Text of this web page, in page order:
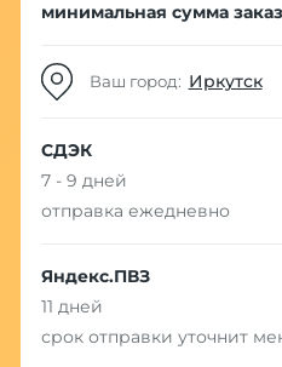
минимальная сумма
Ваш город: Иркутск
СДЭК
7 - 9 дней
отправка ежедневно
Яндекс.ПВЗ
11 дней
срок отправки уточнит